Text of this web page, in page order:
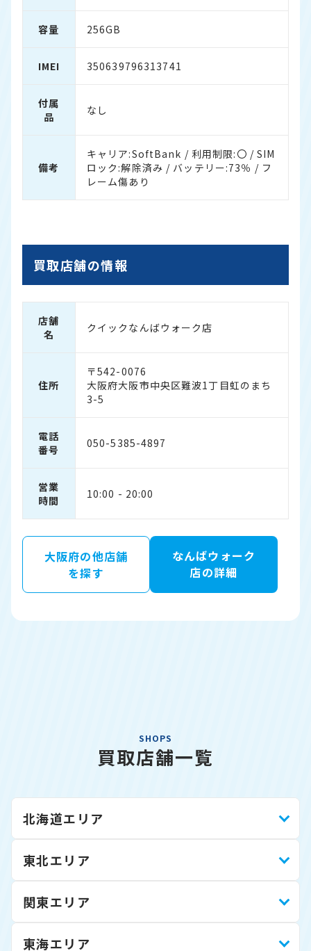
容量 256GB
IMEI 350639796313741
付属
品
なし
備考
キャリア:SoftBank / 利用制限:〇 / SIM
ロック:解除済み / バッテリー:73％ / フ
レーム傷あり
買取店舗の情報
店舗
名
クイックなんばウォーク店
住所
〒542-0076
大阪府大阪市中央区難波1丁目虹のまち
3-5
電話
番号
050-5385-4897
営業
時間
10:00 - 20:00
大阪府の他店舗
を探す
なんばウォーク
店の詳細
SHOPS
買取店舗一覧
北海道エリア
東北エリア
関東エリア
東海エリア